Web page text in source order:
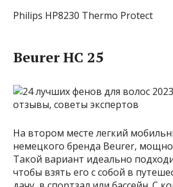
Philips HP8230 Thermo Protect
Beurer HC 25
На втором месте легкий
немецкого бренда Beurer,
Такой вариант идеально
чтобы взять его с собой в